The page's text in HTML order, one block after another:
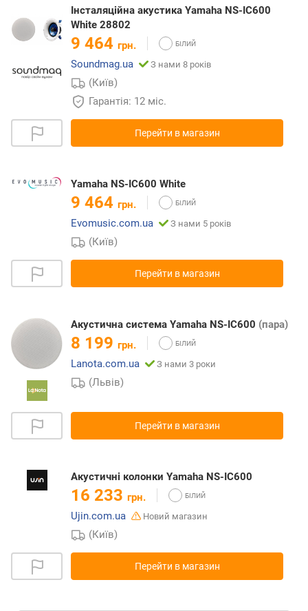
Інсталяційна акустика Yamaha NS-IC600
White 28802
9 464 грн.
Soundmag.ua
З нами 8 років
(Київ)
Гарантія: 12 міс.
Перейти в магазин
Yamaha NS-IC600 White
9 464 грн.
Evomusic.com.ua
З нами 5 років
(Київ)
Перейти в магазин
Акустична система Yamaha NS-IC600 (пара)
8 199 грн.
Lanota.com.ua
З нами 3 роки
(Львів)
Перейти в магазин
Акустичні колонки Yamaha NS-IC600
16 233 грн.
Ujin.com.ua
Новий магазин
(Київ)
Перейти в магазин